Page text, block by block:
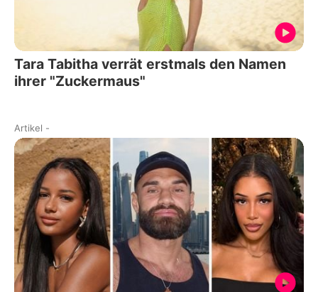
Tara Tabitha verrät erstmals den Namen
ihrer "Zuckermaus"
Artikel -